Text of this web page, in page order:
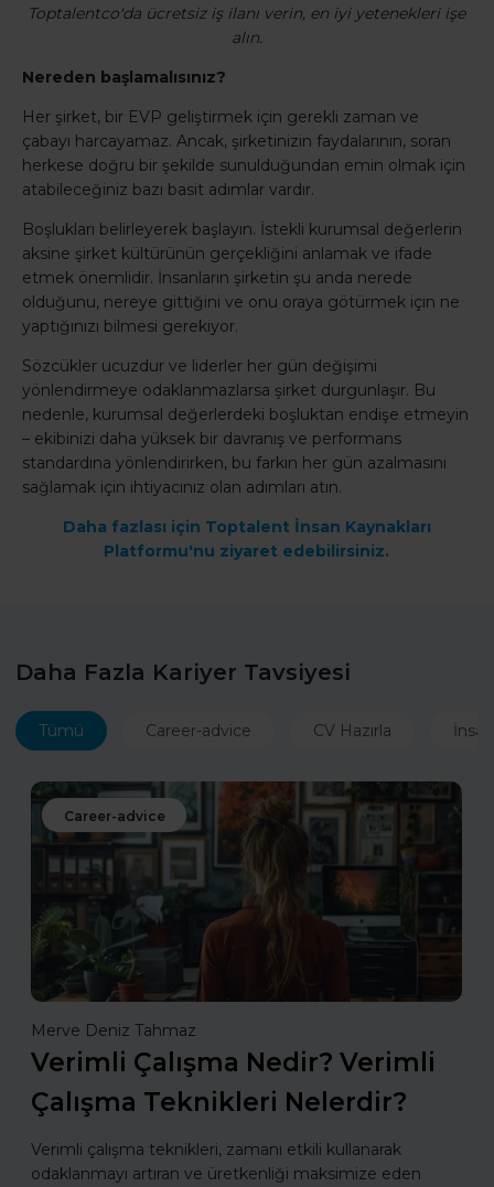
Toptalentco'da ücretsiz iş ilanı verin, en iyi yetenekleri işe
alın.
Nereden başlamalısınız?
Her şirket, bir EVP geliştirmek için gerekli zaman ve
çabayı harcayamaz. Ancak, şirketinizin faydalarının, soran
herkese doğru bir şekilde sunulduğundan emin olmak için
atabileceğiniz bazı basit adımlar vardır.
Boşlukları belirleyerek başlayın. İstekli kurumsal değerlerin
aksine şirket kültürünün gerçekliğini anlamak ve ifade
etmek önemlidir. İnsanların şirketin şu anda nerede
olduğunu, nereye gittiğini ve onu oraya götürmek için ne
yaptığınızı bilmesi gerekiyor.
Sözcükler ucuzdur ve liderler her gün değişimi
yönlendirmeye odaklanmazlarsa şirket durgunlaşır. Bu
nedenle, kurumsal değerlerdeki boşluktan endişe etmeyin
– ekibinizi daha yüksek bir davranış ve performans
standardına yönlendirirken, bu farkın her gün azalmasını
sağlamak için ihtiyacınız olan adımları atın.
Daha fazlası için Toptalent İnsan Kaynakları
Platformu'nu ziyaret edebilirsiniz.
Daha Fazla Kariyer Tavsiyesi
Tümü Career-advice CV Hazırla
Career-advice
Merve Deniz Tahmaz
Verimli Çalışma Nedir? Verimli
Çalışma Teknikleri Nelerdir?
Verimli çalışma teknikleri, zamanı etkili kullanarak
odaklanmayı artıran ve üretkenliği maksimize eden